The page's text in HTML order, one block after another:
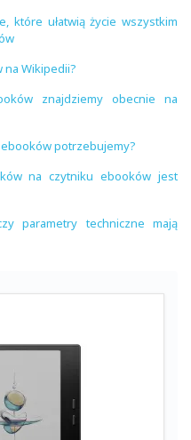
które ułatwią życie wszystkim
na Wikipedii?
znajdziemy obecnie na
ebooków potrzebujemy?
na czytniku ebooków jest
parametry techniczne mają